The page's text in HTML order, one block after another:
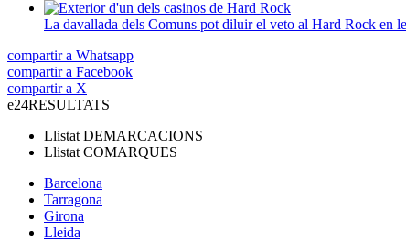
La davallada dels Comuns pot diluir el veto al Hard Rock en
compartir a Whatsapp
compartir a Facebook
compartir a X
e24RESULTATS
Llistat DEMARCACIONS
Llistat COMARQUES
Barcelona
Tarragona
Girona
Lleida